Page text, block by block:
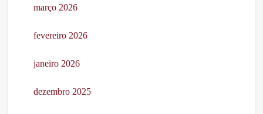
março 2026
fevereiro 2026
janeiro 2026
dezembro 2025